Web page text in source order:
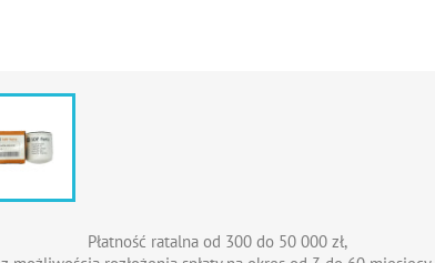
Płatność ratalna od 300 do 50 000 zł,